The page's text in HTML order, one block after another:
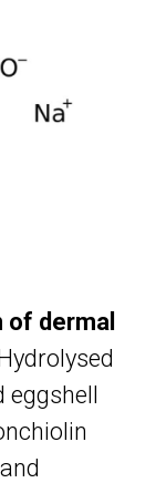
dermal
eggshell